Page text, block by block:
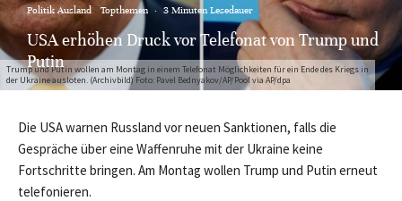
Trump und Putin wollen am Montag in einem Telefonat Möglichkeiten für ein Ende des Kriegs in
der Ukraine ausloten. (Archivbild) Foto: Pavel Bednyakov/AP/Pool via AP/dpa
Politik Ausland Topthemen · 3 Minuten Lesedauer
USA erhöhen Druck vor Telefonat von Trump und
Putin
Die USA warnen Russland vor neuen Sanktionen, falls die
Gespräche über eine Waffenruhe mit der Ukraine keine
Fortschritte bringen. Am Montag wollen Trump und Putin erneut
telefonieren.